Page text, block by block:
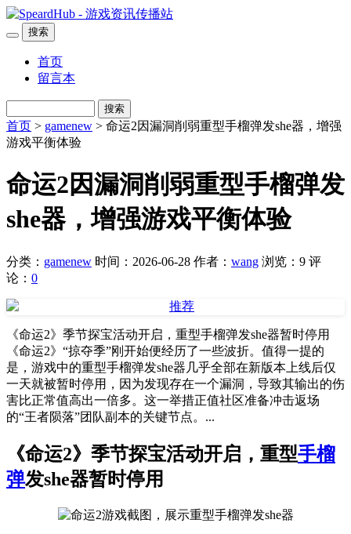
搜索
首页
留言本
搜索
首页 > gamenew > 命运2因漏洞削弱重型手榴弹发she器，增强
游戏平衡体验
命运2因漏洞削弱重型手榴弹发
she器，增强游戏平衡体验
分类： gamenew 时间：2026-06-28 作者： wang 浏览：9 评
论： 0
《命运2》季节探宝活动开启，重型手榴弹发she器暂时停用
《命运2》“掠夺季”刚开始便经历了一些波折。值得一提的
是，游戏中的重型手榴弹发she器几乎全部在新版本上线后仅
一天就被暂时停用，因为发现存在一个漏洞，导致其输出的伤
害比正常值高出一倍多。这一举措正值社区准备冲击返场
的“王者陨落”团队副本的关键节点。...
《命运2》季节探宝活动开启，重型手榴
弹发she器暂时停用